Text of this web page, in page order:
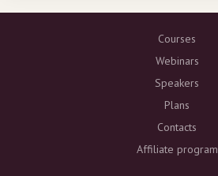
Courses
Webinars
Speakers
Plans
Contacts
Affiliate program